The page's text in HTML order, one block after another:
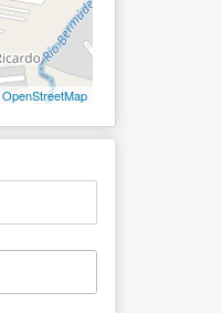
OpenStreetMap